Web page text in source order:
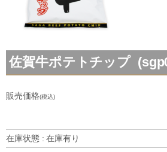
佐賀牛ポテトチップ
販売価格(税込)
在庫状態 : 在庫有り